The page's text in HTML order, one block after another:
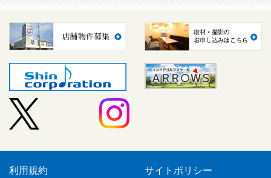
利用規約 サイトポリシー